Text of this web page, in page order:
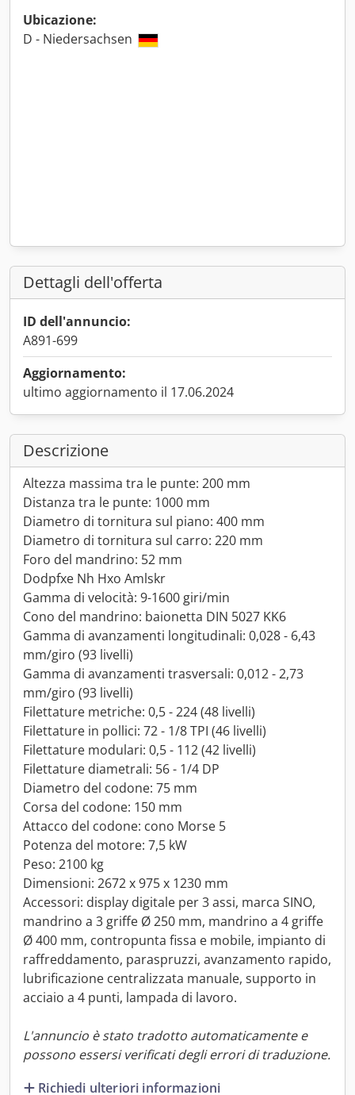
Ubicazione:
D - Niedersachsen
Dettagli dell'offerta
ID dell'annuncio:
A891-699
Aggiornamento:
ultimo aggiornamento il 17.06.2024
Descrizione
Altezza massima tra le punte: 200 mm
Distanza tra le punte: 1000 mm
Diametro di tornitura sul piano: 400 mm
Diametro di tornitura sul carro: 220 mm
Foro del mandrino: 52 mm
Dodpfxe Nh Hxo Amlskr
Gamma di velocità: 9-1600 giri/min
Cono del mandrino: baionetta DIN 5027 KK6
Gamma di avanzamenti longitudinali: 0,028 - 6,43
mm/giro (93 livelli)
Gamma di avanzamenti trasversali: 0,012 - 2,73
mm/giro (93 livelli)
Filettature metriche: 0,5 - 224 (48 livelli)
Filettature in pollici: 72 - 1/8 TPI (46 livelli)
Filettature modulari: 0,5 - 112 (42 livelli)
Filettature diametrali: 56 - 1/4 DP
Diametro del codone: 75 mm
Corsa del codone: 150 mm
Attacco del codone: cono Morse 5
Potenza del motore: 7,5 kW
Peso: 2100 kg
Dimensioni: 2672 x 975 x 1230 mm
Accessori: display digitale per 3 assi, marca SINO,
mandrino a 3 griffe Ø 250 mm, mandrino a 4 griffe
Ø 400 mm, contropunta fissa e mobile, impianto di
raffreddamento, paraspruzzi, avanzamento rapido,
lubrificazione centralizzata manuale, supporto in
acciaio a 4 punti, lampada di lavoro.
L'annuncio è stato tradotto automaticamente e
possono essersi verificati degli errori di traduzione.
Richiedi ulteriori informazioni